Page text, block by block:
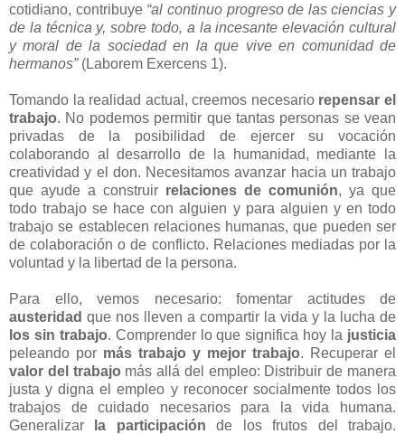
cotidiano, contribuye “al continuo progreso de las ciencias y
de la técnica y, sobre todo, a la incesante elevación cultural
y moral de la sociedad en la que vive en comunidad de
hermanos” (Laborem Exercens 1).
Tomando la realidad actual, creemos necesario repensar el
trabajo. No podemos permitir que tantas personas se vean
privadas de la posibilidad de ejercer su vocación
colaborando al desarrollo de la humanidad, mediante la
creatividad y el don. Necesitamos avanzar hacia un trabajo
que ayude a construir relaciones de comunión, ya que
todo trabajo se hace con alguien y para alguien y en todo
trabajo se establecen relaciones humanas, que pueden ser
de colaboración o de conflicto. Relaciones mediadas por la
voluntad y la libertad de la persona.
Para ello, vemos necesario: fomentar actitudes de
austeridad que nos lleven a compartir la vida y la lucha de
los sin trabajo. Comprender lo que significa hoy la justicia
peleando por más trabajo y mejor trabajo. Recuperar el
valor del trabajo más allá del empleo: Distribuir de manera
justa y digna el empleo y reconocer socialmente todos los
trabajos de cuidado necesarios para la vida humana.
Generalizar
la participación de los frutos del trabajo.